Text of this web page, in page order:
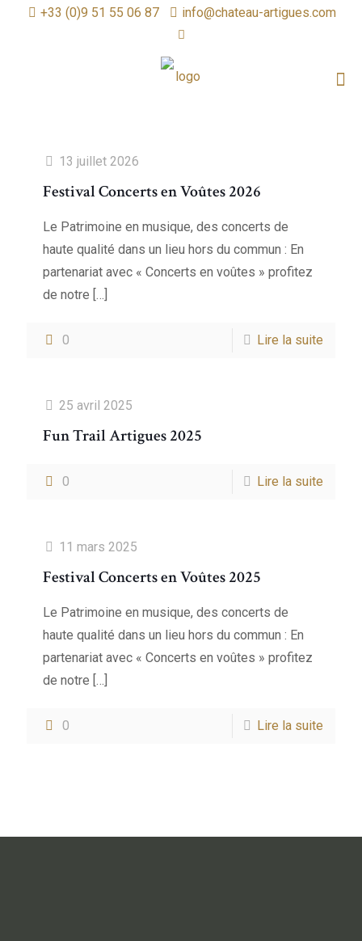
+33 (0)9 51 55 06 87 info@chateau-artigues.com
13 juillet 2026
Festival Concerts en Voûtes 2026
Le Patrimoine en musique, des concerts de
haute qualité dans un lieu hors du commun : En
partenariat avec « Concerts en voûtes » profitez
de notre […]
0 Lire la suite
25 avril 2025
Fun Trail Artigues 2025
0 Lire la suite
11 mars 2025
Festival Concerts en Voûtes 2025
Le Patrimoine en musique, des concerts de
haute qualité dans un lieu hors du commun : En
partenariat avec « Concerts en voûtes » profitez
de notre […]
0 Lire la suite